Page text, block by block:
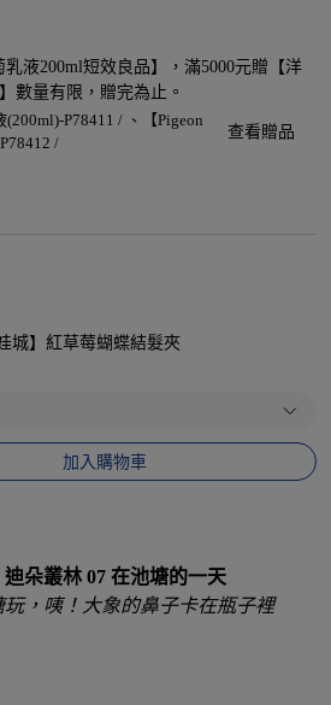
液200ml短效良品】，滿5000元贈【洋
數量有限，贈完為止。
(200ml)-P78411 /
【Pigeon
/
查看贈品
城】紅草莓蝴蝶結髮夾
加入購物車
迪朵叢林 07 在池塘的一天
，咦！大象的鼻子卡在瓶子裡